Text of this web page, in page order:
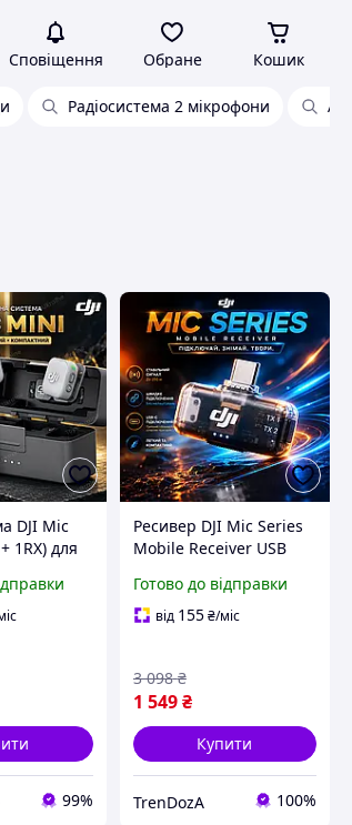
Сповіщення Обране Кошик
Радіосистема 2 мікрофони
DJI Mic
1RX) для
99%
Ресивер DJI Mic Series
Mobile Receiver USB
приймач для
бездротового
Готово до відправки
від 155₴/міс
1 549₴
3 098 ₴
Купити
TrenDozA 100%